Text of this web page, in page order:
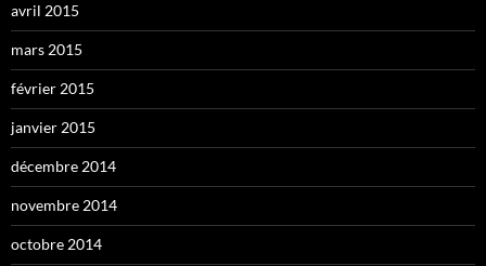
avril 2015
mars 2015
février 2015
janvier 2015
décembre 2014
novembre 2014
octobre 2014